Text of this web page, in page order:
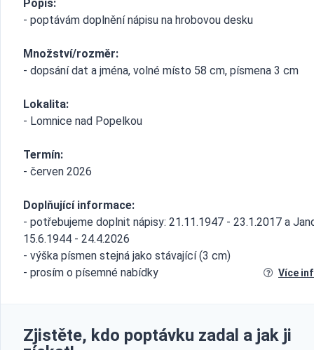
Popis:
- poptávám doplnění nápisu na hrobovou desku
Množství/rozměr:
- dopsání dat a jména, volné místo 58 cm, písmena 3 cm
Lokalita:
- Lomnice nad Popelkou
Termín:
- červen 2026
Doplňující informace:
- potřebujeme doplnit nápisy: 21.11.1947 - 23.1.2017 a
15.6.1944 - 24.4.2026
- výška písmen stejná jako stávající (3 cm)
- prosím o písemné nabídky
Více
Zjistěte, kdo poptávku zadal a jak ji